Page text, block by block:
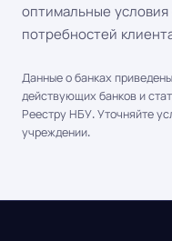
оптимальные
потребностей
Данные о банках
действующих банков и
Реестру НБУ. Уточняйте
учреждении.